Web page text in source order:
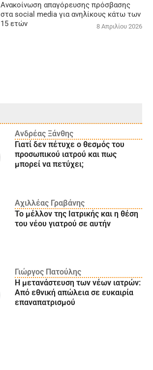
Ανακοίνωση απαγόρευσης πρόσβασης
στα social media για ανηλίκους κάτω των
15 ετών
8 Απριλίου 2026
Ανδρέας Ξάνθης
Γιατί δεν πέτυχε ο θεσμός του
προσωπικού ιατρού και πως
μπορεί να πετύχει;
Αχιλλέας Γραβάνης
Το μέλλον της Ιατρικής και η θέση
του νέου γιατρού σε αυτήν
Γιώργος Πατούλης
Η μετανάστευση των νέων ιατρών:
Aπό εθνική απώλεια σε ευκαιρία
επαναπατρισμού